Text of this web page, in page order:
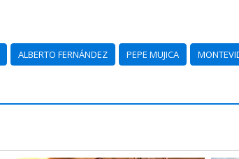
ALBERTO FERNÁNDEZ PEPE MUJICA